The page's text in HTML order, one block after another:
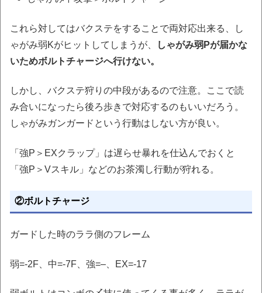
これら対してはバクステをすることで両対応出来る、し
ゃがみ弱Kがヒットしてしまうが、
しゃがみ弱Pが届かな
いためボルトチャージへ行けない。
しかし、バクステ狩りの中段があるので注意。ここで読
み合いになったら後ろ歩きで対応するのもいいだろう。
しゃがみガンガードという行動はしない方が良い。
「強P＞EXクラップ」は遅らせ暴れを仕込んでおくと
「強P＞Vスキル」などのお茶濁し行動が狩れる。
②ボルトチャージ
ガードした時のララ側のフレーム
弱=-2F、中=-7F、強=–、EX=-17